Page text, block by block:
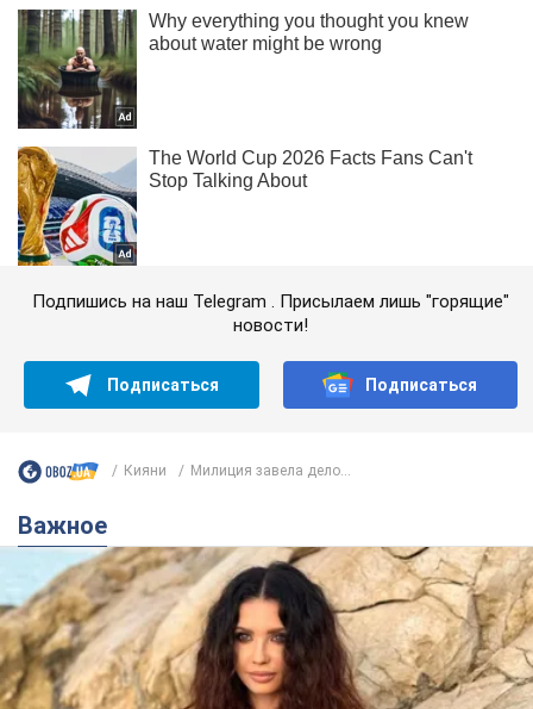
Подпишись на наш Telegram . Присылаем лишь "горящие"
новости!
Подписаться Подписаться
Кияни Милиция завела дело...
Важное